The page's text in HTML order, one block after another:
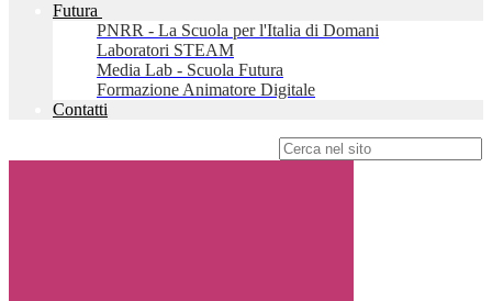
Futura
PNRR - La Scuola per l'Italia di Domani
Laboratori STEAM
Media Lab - Scuola Futura
Formazione Animatore Digitale
Contatti